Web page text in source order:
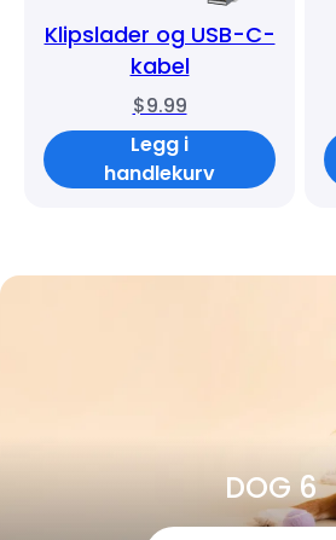
Klipslader og USB-C-
kabel
$9.99
Legg i
handlekurv
DOG 6